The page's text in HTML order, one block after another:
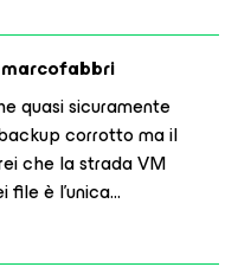
marcofabbri
quasi sicuramente
corrotto ma il
che la strada VM
file è l’unica…